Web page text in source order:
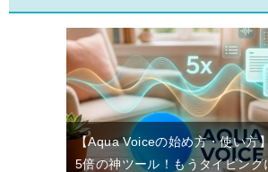
【Aqua Voiceの始め方・使い方
5倍の神ツール！もうタイピング